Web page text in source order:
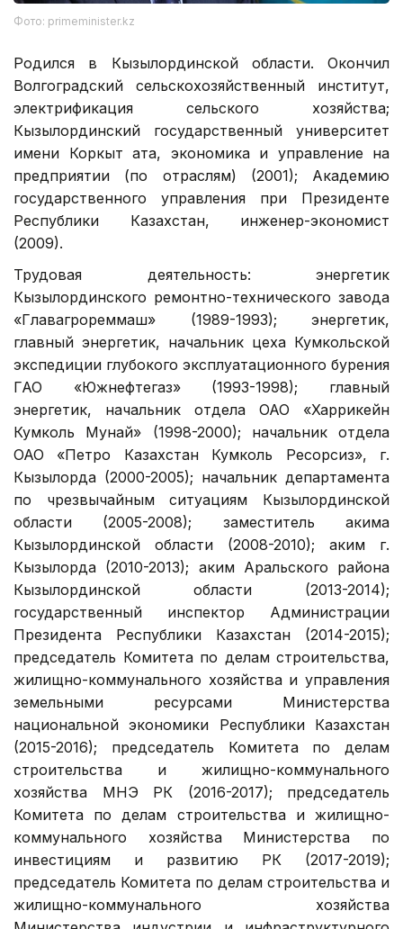
Фото: primeminister.kz
Родился в Кызылординской области. Окончил
Волгоградский сельскохозяйственный институт,
электрификация сельского хозяйства;
Кызылординский государственный университет
имени Коркыт ата, экономика и управление на
предприятии (по отраслям) (2001); Академию
государственного управления при Президенте
Республики Казахстан, инженер-экономист
(2009).
Трудовая деятельность: энергетик
Кызылординского ремонтно-технического завода
«Главагрореммаш» (1989-1993); энергетик,
главный энергетик, начальник цеха Кумкольской
экспедиции глубокого эксплуатационного бурения
ГАО «Южнефтегаз» (1993-1998); главный
энергетик, начальник отдела ОАО «Харрикейн
Кумколь Мунай» (1998-2000); начальник отдела
ОАО «Петро Казахстан Кумколь Ресорсиз», г.
Кызылорда (2000-2005); начальник департамента
по чрезвычайным ситуациям Кызылординской
области (2005-2008); заместитель акима
Кызылординской области (2008-2010); аким г.
Кызылорда (2010-2013); аким Аральского района
Кызылординской области (2013-2014);
государственный инспектор Администрации
Президента Республики Казахстан (2014-2015);
председатель Комитета по делам строительства,
жилищно-коммунального хозяйства и управления
земельными ресурсами Министерства
национальной экономики Республики Казахстан
(2015-2016); председатель Комитета по делам
строительства и жилищно-коммунального
хозяйства МНЭ РК (2016-2017); председатель
Комитета по делам строительства и жилищно-
коммунального хозяйства Министерства по
инвестициям и развитию РК (2017-2019);
председатель Комитета по делам строительства и
жилищно-коммунального хозяйства